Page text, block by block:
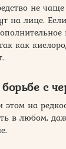
не
на лице.
как
с
этом на
в любом,